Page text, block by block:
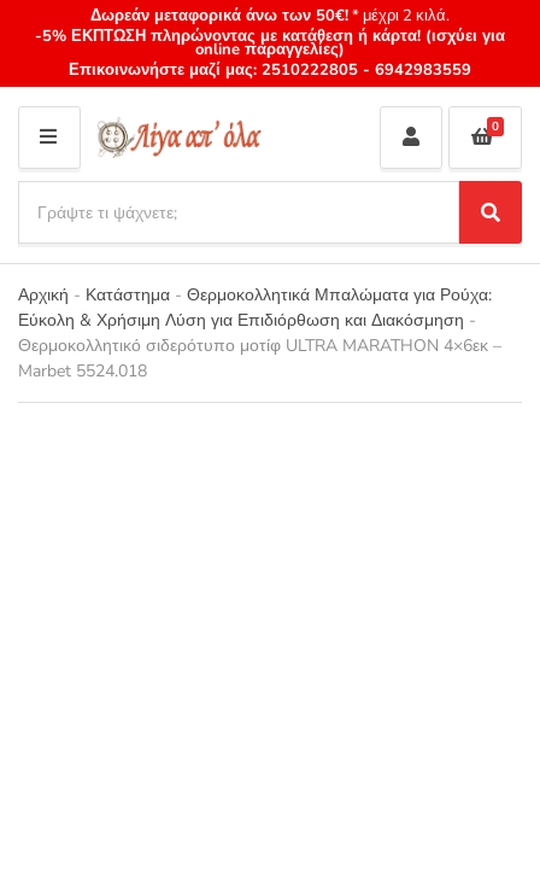
Δωρεάν μεταφορικά άνω των 50€!* μέχρι 2 κιλά.
-5% ΕΚΠΤΩΣΗ πληρώνοντας με κατάθεση ή κάρτα! (ισχύει για
online παραγγελίες)
Επικοινωνήστε μαζί μας: 2510222805 - 6942983559
M
E
N
U
Category
name
a
r
c
h
p
r
o
S
e
a
r
h
0
Αρχική - Κατάστημα - Θερμοκολλητικά Μπαλώματα για Ρούχα:
Εύκολη & Χρήσιμη Λύση για Επιδιόρθωση και Διακόσμηση -
Θερμοκολλητικό σιδερότυπο μοτίφ ULTRA MARATHON 4×6εκ –
Marbet 5524.018